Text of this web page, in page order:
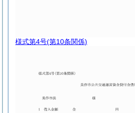
様式第4号(第10条関係)